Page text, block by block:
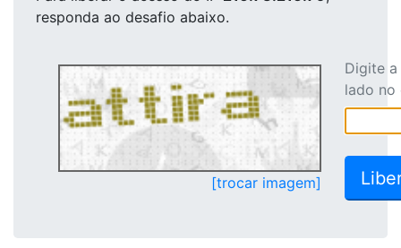
responda ao desafio abaixo.
[trocar imagem]
Digite
lado no